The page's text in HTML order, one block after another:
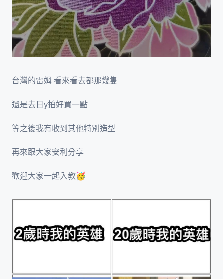
台灣的雷姆 看來看去都那幾隻
還是去日y拍好買一點
等之後我有收到其他特別造型
再來跟大家安利分享
歡迎大家一起入教🥳